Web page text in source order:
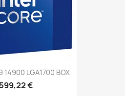
14900 LGA1700 BOX
599,22 €